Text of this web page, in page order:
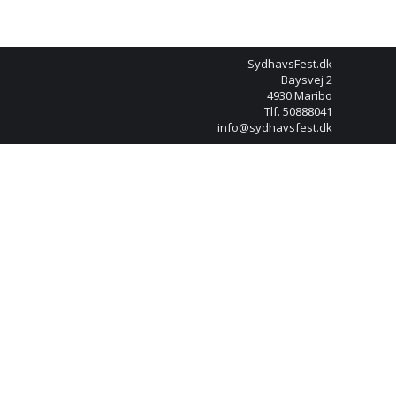
SydhavsFest.dk
Baysvej 2
4930 Maribo
Tlf. 50888041
info@sydhavsfest.dk